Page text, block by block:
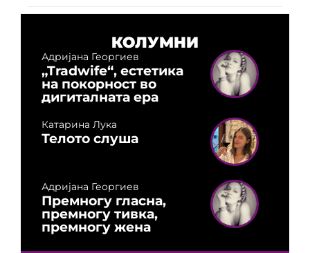
КОЛУМНИ
Адријана Георгиев
„Tradwife“, естетика
на покорност во
дигиталната ера
Катарина Лука
Телото слуша
Адријана Георгиев
Премногу гласна,
премногу тивка,
премногу жена